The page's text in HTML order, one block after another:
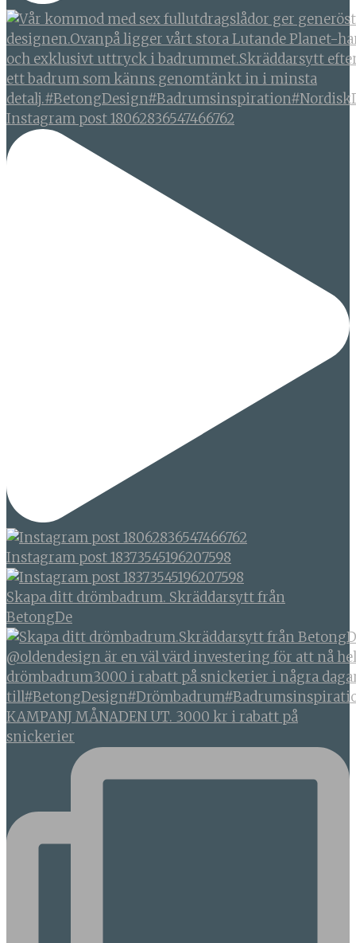
Instagram post 18062836547466762
Instagram post 18373545196207598
Skapa ditt drömbadrum. Skräddarsytt från
BetongDe
KAMPANJ MÅNADEN UT. 3000 kr i rabatt på
snickerier